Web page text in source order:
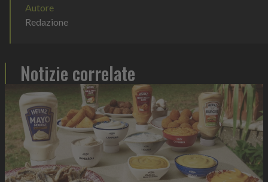
Autore
Redazione
Notizie correlate